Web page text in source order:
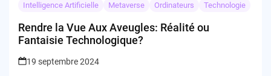
Intelligence Artificielle Metaverse Ordinateurs Technologie
Rendre la Vue Aux Aveugles: Réalité ou
Fantaisie Technologique?
19 septembre 2024